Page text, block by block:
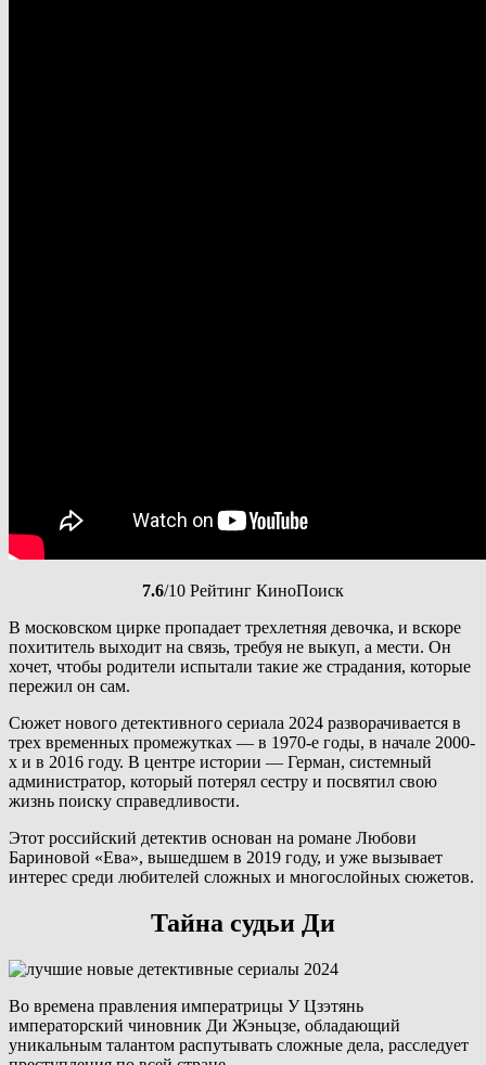
7.6/10 Рейтинг КиноПоиск
В московском цирке пропадает трехлетняя девочка, и вскоре
похититель выходит на связь, требуя не выкуп, а мести. Он
хочет, чтобы родители испытали такие же страдания, которые
пережил он сам.
Сюжет нового детективного сериала 2024 разворачивается в
трех временных промежутках — в 1970-е годы, в начале 2000-
х и в 2016 году. В центре истории — Герман, системный
администратор, который потерял сестру и посвятил свою
жизнь поиску справедливости.
Этот российский детектив основан на романе Любови
Бариновой «Ева», вышедшем в 2019 году, и уже вызывает
интерес среди любителей сложных и многослойных сюжетов.
Тайна судьи Ди
Во времена правления императрицы У Цзэтянь
императорский чиновник Ди Жэньцзе, обладающий
уникальным талантом распутывать сложные дела, расследует